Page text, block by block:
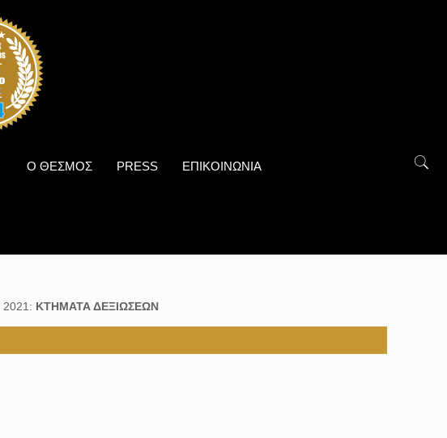
Ο ΘΕΣΜΟΣ PRESS ΕΠΙΚΟΙΝΩΝΙΑ
2021: ΚΤΗΜΑΤΑ ΔΕΞΙΩΣΕΩΝ